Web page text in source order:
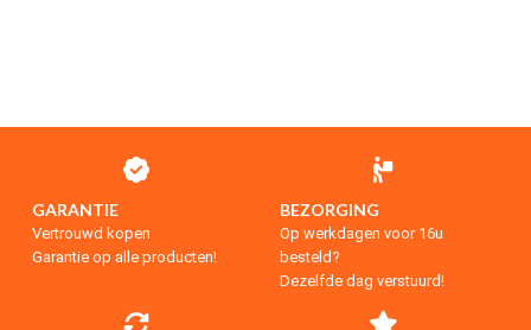
GARANTIE
Vertrouwd kopen
Garantie op alle producten!
BEZORGING
Op werkdagen voor 16u
besteld?
Dezelfde dag verstuurd!